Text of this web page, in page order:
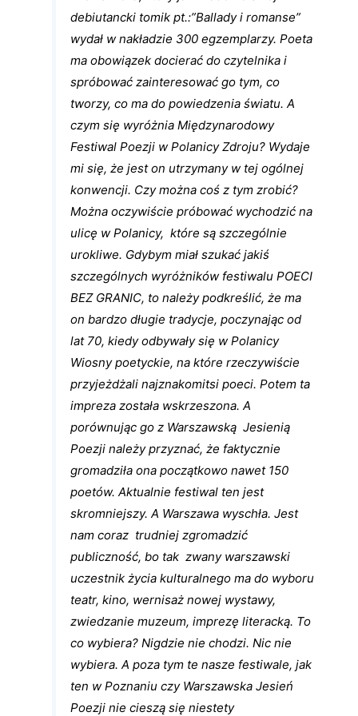
debiutancki tomik pt.:”Ballady i romanse”
wydał w nakładzie 300 egzemplarzy. Poeta
ma obowiązek docierać do czytelnika i
spróbować zainteresować go tym, co
tworzy, co ma do powiedzenia światu. A
czym się wyróżnia Międzynarodowy
Festiwal Poezji w Polanicy Zdroju? Wydaje
mi się, że jest on utrzymany w tej ogólnej
konwencji. Czy można coś z tym zrobić?
Można oczywiście próbować wychodzić na
ulicę w Polanicy, które są szczególnie
urokliwe. Gdybym miał szukać jakiś
szczególnych wyróżników festiwalu POECI
BEZ GRANIC, to należy podkreślić, że ma
on bardzo długie tradycje, poczynając od
lat 70, kiedy odbywały się w Polanicy
Wiosny poetyckie, na które rzeczywiście
przyjeżdżali najznakomitsi poeci. Potem ta
impreza została wskrzeszona. A
porównując go z Warszawską Jesienią
Poezji należy przyznać, że faktycznie
gromadziła ona początkowo nawet 150
poetów. Aktualnie festiwal ten jest
skromniejszy. A Warszawa wyschła. Jest
nam coraz trudniej zgromadzić
publiczność, bo tak zwany warszawski
uczestnik życia kulturalnego ma do wyboru
teatr, kino, wernisaż nowej wystawy,
zwiedzanie muzeum, imprezę literacką. To
co wybiera? Nigdzie nie chodzi. Nic nie
wybiera. A poza tym te nasze festiwale, jak
ten w Poznaniu czy Warszawska Jesień
Poezji nie cieszą się niestety